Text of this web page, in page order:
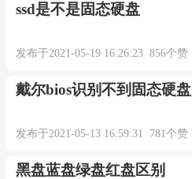
ssd是不是固态硬盘
发布于2021-05-19 16:26:23 856个赞
戴尔bios识别不到固态硬盘
发布于2021-05-13 16:59:31 781个赞
黑盘蓝盘绿盘红盘区别